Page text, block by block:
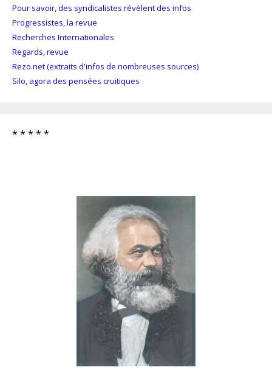
Pour savoir, des syndicalistes révèlent des infos
Progressistes, la revue
Recherches Internationales
Regards, revue
Rezo.net (extraits d'infos de nombreuses sources)
Silo, agora des pensées cruitiques
* * * * *